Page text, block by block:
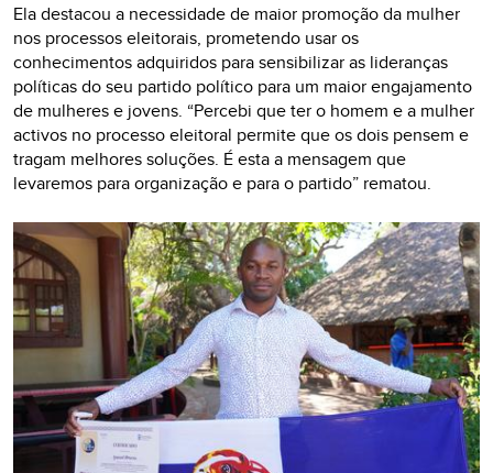
Ela destacou a necessidade de maior promoção da mulher
nos processos eleitorais, prometendo usar os
conhecimentos adquiridos para sensibilizar as lideranças
políticas do seu partido político para um maior engajamento
de mulheres e jovens. “Percebi que ter o homem e a mulher
activos no processo eleitoral permite que os dois pensem e
tragam melhores soluções. É esta a mensagem que
levaremos para organização e para o partido” rematou.